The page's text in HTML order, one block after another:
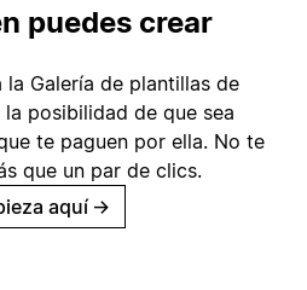
puedes crear
la Galería de plantillas de
posibilidad de que sea
te paguen por ella. No te
que un par de clics.
aquí →